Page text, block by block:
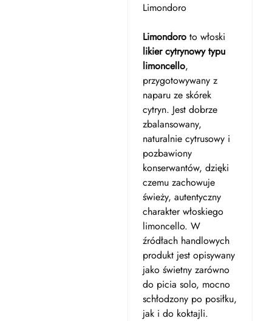
Limondoro
Limondoro to włoski
likier cytrynowy typu
limoncello,
przygotowywany z
naparu ze skórek
cytryn. Jest dobrze
zbalansowany,
naturalnie cytrusowy i
pozbawiony
konserwantów, dzięki
czemu zachowuje
świeży, autentyczny
charakter włoskiego
limoncello. W
źródłach handlowych
produkt jest opisywany
jako świetny zarówno
do picia solo, mocno
schłodzony po posiłku,
jak i do koktajli.